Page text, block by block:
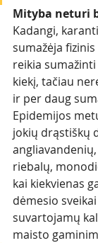
Mityba neturi
Kadangi,
sumažėja
reikia
kiekį, tačiau
ir per daug
Epidemijos
jokių drąstiškų
riebalų,
kai kiekvienas
dėmesio
suvartojamų
maisto